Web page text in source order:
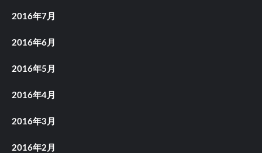
2016年7月
2016年6月
2016年5月
2016年4月
2016年3月
2016年2月